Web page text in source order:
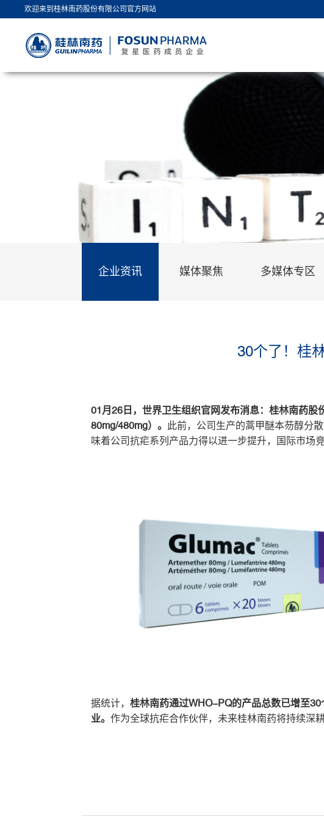
欢迎来到桂林南药股份有限公司官方网站
企业资讯 媒体聚焦 多媒体专区
30个了！桂
01月26日，世界卫生组织官网发布消息：桂林南药股
80mg/480mg）。 此前，公司生产的蒿甲醚本芴醇分
味着公司抗疟系列产品力得以进一步提升，国际市场
据统计，桂林南药通过WHO-PQ的产品总数已增至
业。作为全球抗疟合作伙伴，未来桂林南药将持续深